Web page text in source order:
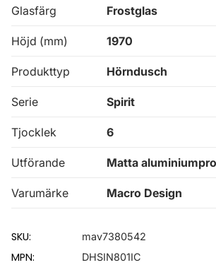
Glasfärg Frostglas
Höjd (mm) 1970
Produkttyp Hörndusch
Serie Spirit
Tjocklek 6
Utförande Matta
Varumärke Macro Design
SKU: mav7380542
MPN: DHSIN801IC